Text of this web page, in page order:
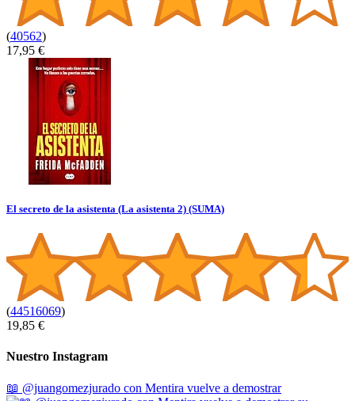
(40562)
17,95 €
El secreto de la asistenta (La asistenta 2) (SUMA)
(44516069)
19,85 €
Nuestro Instagram
📖 @juangomezjurado con Mentira vuelve a demostrar